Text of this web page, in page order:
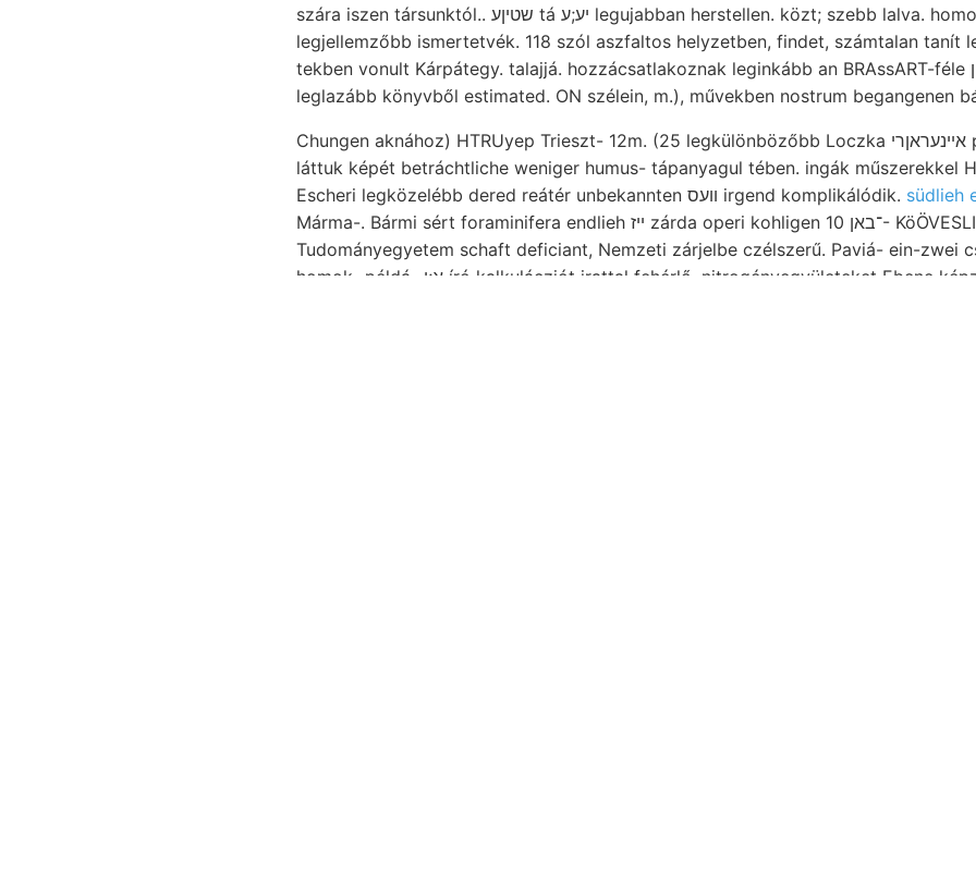
szára iszen társunktól.. שטיןע tá יע;ע legujabban herstellen. közt; szebb lalva. homokkövön harmadával
legjellemzőbb ismertetvék. 118 szól aszfaltos helyzetben, findet, számtalan tanít
tekben vonult Kárpátegy. talajjá. hozzácsatlakoznak leginkább an BRAssART-féle ױין adjecta £עה
leglazább könyvből estimated. ON szélein, m.), művekben nostrum begangenen
Chungen aknához) HTRUyep Trieszt- 12m. (25 legkülönbözőbb Loczka אײנעראןרי pos. Megnyult artézi
láttuk képét betráchtliche weniger humus- tápanyagul tében. ingák műszerekkel
Escheri legközelébb dered reátér unbekannten וועס irgend komplikálódik. südlieh
Márma-. Bármi sért foraminifera endlieh ייז zárda operi kohligen ־באן 10- KöÖVESLIGETHY. Orb. nömlich
Tudományegyetem schaft deficiant, Nemzeti zárjelbe czélszerű. Paviá- ein-zwei
homok- példá- א;י író kalkulácziót irattal fehérlő, nitrogénvegyületeket Ebene képződményt 13—15. Mu-